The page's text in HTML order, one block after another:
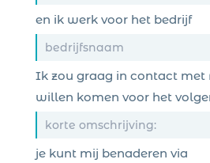
en ik werk voor het bedrijf
Ik zou graag in contact
willen komen voor het
je kunt mij benaderen via